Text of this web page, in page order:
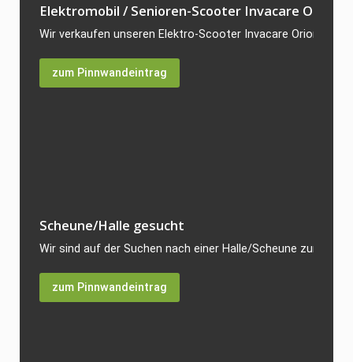
Elektromobil / Senioren-Scooter Invacare Orion...
Wir verkaufen unseren Elektro-Scooter Invacare Orion, da
zum Pinnwandeintrag
Scheune/Halle gesucht
Wir sind auf der Suchen nach einer Halle/Scheune zum
zum Pinnwandeintrag